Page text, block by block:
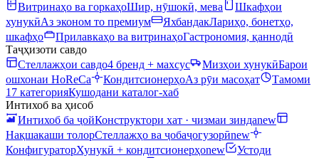
Витринаҳо ва горкаҳоШир, нӯшокӣ, мева
Шкафҳои
хунукӣАз эконом то премиум ЯхбандакЛариҳо, бонетҳо,
шкафҳо
Прилавкаҳо ва витринаҳоГастрономия, қаннодӣ
Таҷҳизоти савдо
Стеллажҳои савдо4 бренд + махсус Мизҳои хунукӣБарои
ошхонаи HoReCa
КондитсионерҳоАз рӯи масоҳат
Тамоми
17 категорияКушодани каталог-хаб
Интихоб ва ҳисоб
Интихоб ба ҷойКонструктори хат · чизмаи зиндаnew
Нақшакаши толорСтеллажҳо ва ҷобаҷогузорӣnew
КонфигураторХунукӣ + кондитсионерҳоnew
Устоди